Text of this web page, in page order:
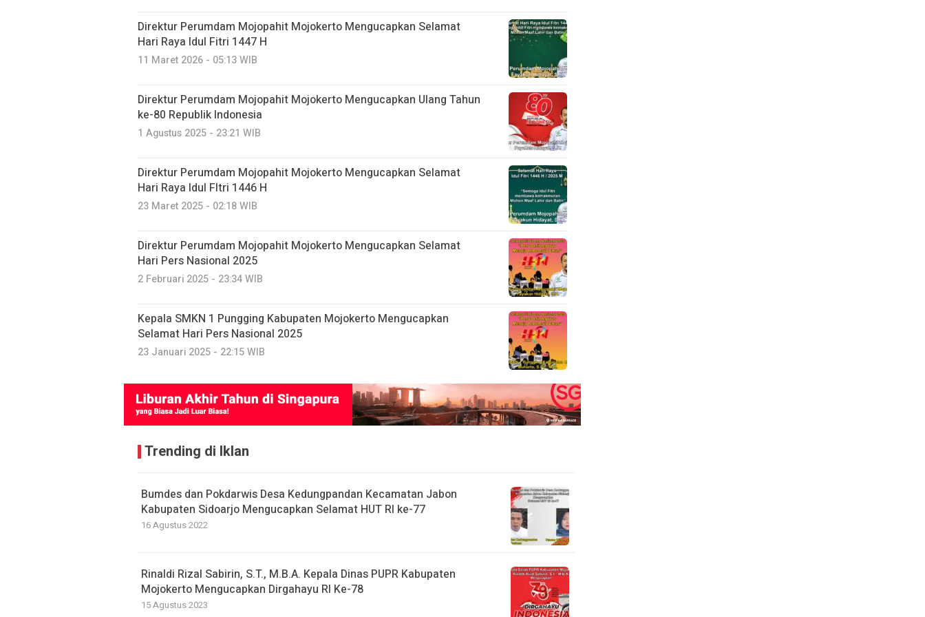
Direktur Perumdam Mojopahit Mojokerto Mengucapkan Selamat
Hari Raya Idul Fitri 1447 H
11 Maret 2026 - 05:13 WIB
Direktur Perumdam Mojopahit Mojokerto Mengucapkan Ulang Tahun
ke-80 Republik Indonesia
1 Agustus 2025 - 23:21 WIB
Direktur Perumdam Mojopahit Mojokerto Mengucapkan Selamat
Hari Raya Idul FItri 1446 H
23 Maret 2025 - 02:18 WIB
Direktur Perumdam Mojopahit Mojokerto Mengucapkan Selamat
Hari Pers Nasional 2025
2 Februari 2025 - 23:34 WIB
Kepala SMKN 1 Pungging Kabupaten Mojokerto Mengucapkan
Selamat Hari Pers Nasional 2025
23 Januari 2025 - 22:15 WIB
Trending di Iklan
Bumdes dan Pokdarwis Desa Kedungpandan Kecamatan Jabon
Kabupaten Sidoarjo Mengucapkan Selamat HUT RI ke-77
16 Agustus 2022
Rinaldi Rizal Sabirin, S.T., M.B.A. Kepala Dinas PUPR Kabupaten
Mojokerto Mengucapkan Dirgahayu RI Ke-78
15 Agustus 2023